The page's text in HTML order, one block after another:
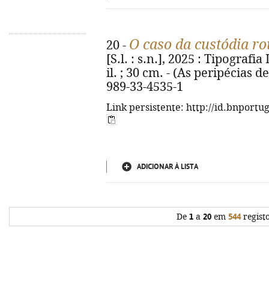
20 - O caso da custódia
[S.l. : s.n.], 2025 :
il. ; 30 cm. - (As peripécias
989-33-4535-1
Link persistente: http://
ADICIONAR À LISTA
De 1 a 20 em 544